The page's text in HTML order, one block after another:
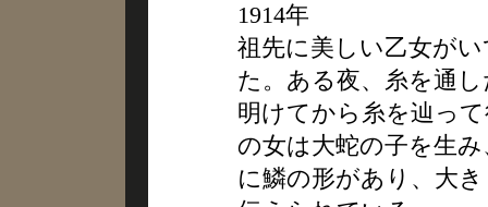
1914年
祖先に美しい乙女が
た。ある夜、糸を通
明けてから糸を辿っ
の女は大蛇の子を生
に鱗の形があり、大